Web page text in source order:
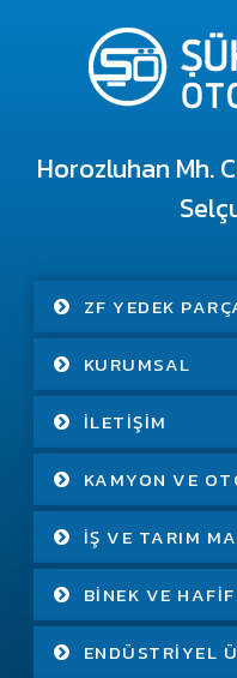
Horozluhan Mh.
ZF YEDEK
KURUMSAL
İLETIŞIM
KAMYON VE
İŞ VE TARIM
BINEK VE
ENDÜSTRIYEL